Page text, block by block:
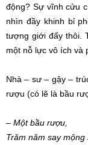
động? Sự vĩnh cửu
nhìn đầy khinh bỉ
tượng giới đấy thôi.
một nỗ lực vô ích và
Nhà – sư – gậy –
rượu (có lẽ là bầu
– Một bầu rượu,
Trăm năm say mộng